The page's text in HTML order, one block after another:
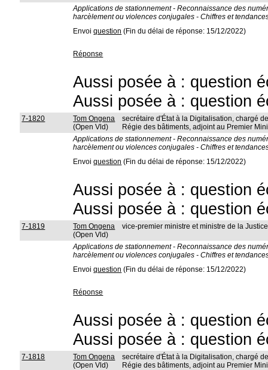
Applications de stationnement - Reconnaissance des
harcèlement ou violences conjugales - Chiffres et
Envoiquestion (Fin du délai de réponse: 15/12/2022)
Réponse
Aussi posée à : question
Aussi posée à : question
7-1820
Tom Ongena
(Open Vld)
secrétaire d'État à la Digitalisation, chargé
Régie des bâtiments, adjoint au Premier
Applications de stationnement - Reconnaissance des
harcèlement ou violences conjugales - Chiffres et
Envoiquestion (Fin du délai de réponse: 15/12/2022)
Aussi posée à : question
Aussi posée à : question
7-1819
Tom Ongena
(Open Vld)
vice-premier ministre et ministre de la
Applications de stationnement - Reconnaissance des
harcèlement ou violences conjugales - Chiffres et
Envoiquestion (Fin du délai de réponse: 15/12/2022)
Réponse
Aussi posée à : question
Aussi posée à : question
7-1818
Tom Ongena
(Open Vld)
secrétaire d'État à la Digitalisation, chargé
Régie des bâtiments, adjoint au Premier